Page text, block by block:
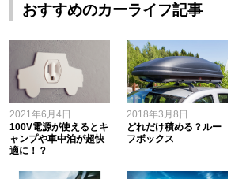
おすすめのカーライフ記事
2021年6月4日
100V電源が使えるとキ
ャンプや車中泊が超快
適に！？
2018年3月8日
どれだけ積める？ルー
フボックス